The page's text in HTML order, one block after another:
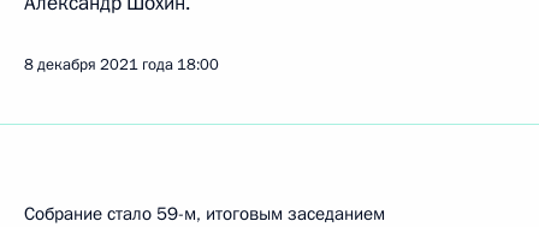
8 декабря 2021 года 18:00
Собрание стало 59-м, итоговым заседанием